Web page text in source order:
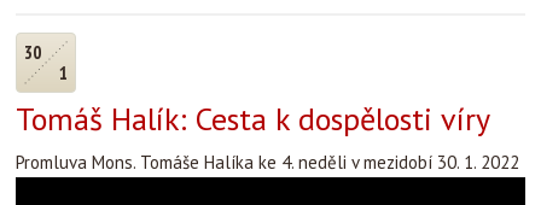
30
1
Tomáš Halík: Cesta k dospělosti víry
Promluva Mons. Tomáše Halíka ke 4. neděli v mezidobí 30. 1. 2022